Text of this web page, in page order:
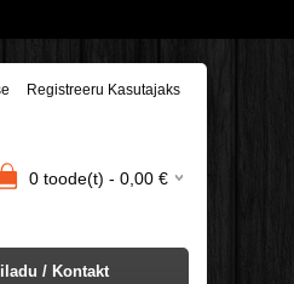
Registreeru Kasutajaks
0 toode(t) - 0,00 €
/ Kontakt